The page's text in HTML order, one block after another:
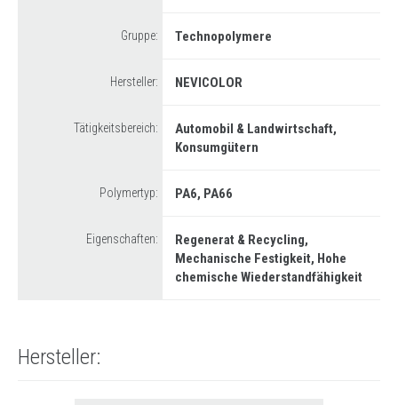
Kunststoff-Analyse
Senden Sie uns Ihren Lebenslauf
Gruppe: Technopolymere
Hersteller: NEVICOLOR
Tätigkeitsbereich:
Automobil & Landwirtschaft
Konsumgütern
Polymertyp: PA6 PA66
Eigenschaften:
Regenerat & Recycling
Mechanische Festigkeit Hohe
chemische Wiederstandfähigkeit
Hersteller: